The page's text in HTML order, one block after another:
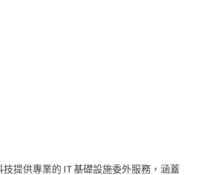
提供專業的 IT 基礎設施委外服務，涵蓋